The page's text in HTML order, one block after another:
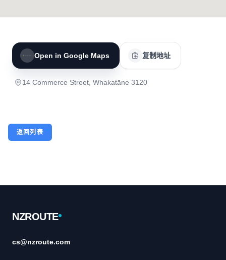
Open in Google Maps 复制地址
14 Commerce Street, Whakatāne 3120
返回列表
NZROUTE
cs@nzroute.com